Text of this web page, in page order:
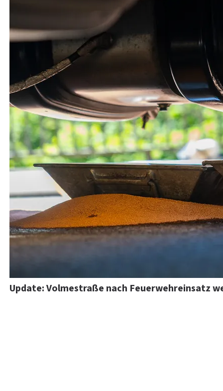
Update: Volmestraße nach Feuerwehreinsatz